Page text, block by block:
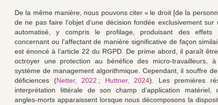
De la même manière, nous pouvons citer « le droit [de la
de ne pas faire l’objet d’une décision fondée exclusivement sur
automatisé, y compris le profilage, produisant des effets
concernant ou l’affectant de manière significative de façon
est énoncé à l’article 22 du RGPD. De prime abord, il paraît
octroyer une protection au bénéfice des micro-travailleurs, à
système de management algorithmique. Cependant, il souffre
déficiences (Netter, 2022 ; Huttner, 2024). Les premières
interprétation littérale de son champ d’application matériel,
angles-morts apparaissent lorsque nous décomposons la